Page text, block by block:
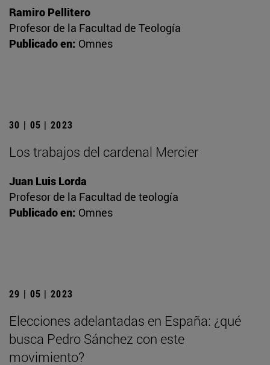
Ramiro Pellitero
Profesor de la Facultad de Teología
Publicado en: Omnes
30 | 05 | 2023
Los trabajos del cardenal Mercier
Juan Luis Lorda
Profesor de la Facultad de teología
Publicado en: Omnes
29 | 05 | 2023
Elecciones adelantadas en España: ¿qué
busca Pedro Sánchez con este
movimiento?